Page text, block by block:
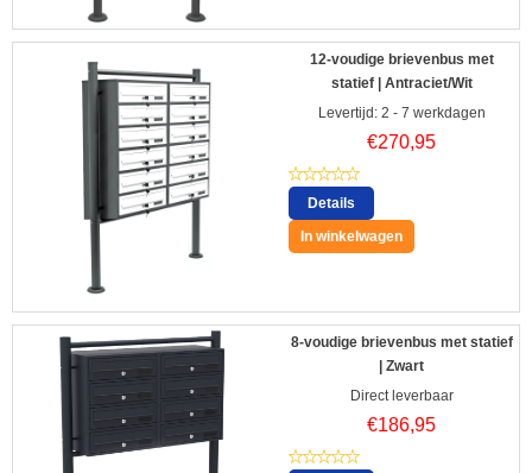
12-voudige brievenbus met
statief | Antraciet/Wit
Levertijd: 2 - 7 werkdagen
€270,95
Details
In winkelwagen
8-voudige brievenbus met statief
| Zwart
Direct leverbaar
€186,95